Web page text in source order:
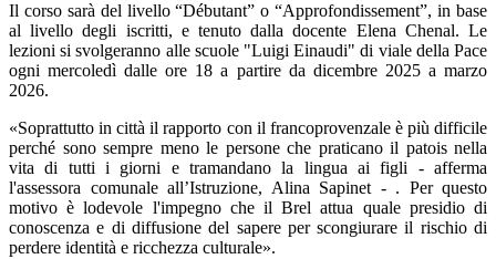
Il corso sarà del livello “Débutant” o “Approfondissement”, in base
al livello degli iscritti, e tenuto dalla docente Elena Chenal. Le
lezioni si svolgeranno alle scuole "Luigi Einaudi" di viale della Pace
ogni mercoledì dalle ore 18 a partire da dicembre 2025 a marzo
2026.
«Soprattutto in città il rapporto con il francoprovenzale è più difficile
perché sono sempre meno le persone che praticano il patois nella
vita di tutti i giorni e tramandano la lingua ai figli - afferma
l'assessora comunale all’Istruzione, Alina Sapinet - . Per questo
motivo è lodevole l'impegno che il Brel attua quale presidio di
conoscenza e di diffusione del sapere per scongiurare il rischio di
perdere identità e ricchezza culturale».